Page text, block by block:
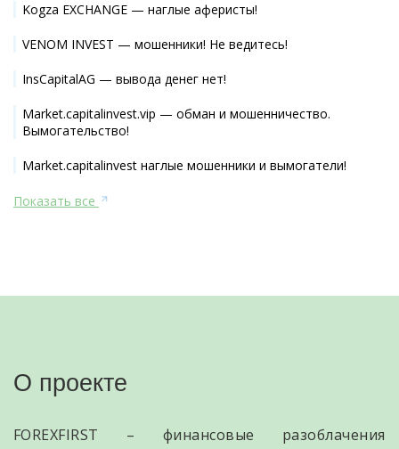
Kogza EXCHANGE — наглые аферисты!
VENOM INVEST — мошенники! Не ведитесь!
InsCapitalAG — вывода денег нет!
Market.capitalinvest.vip — обман и мошенничество.
Вымогательство!
Market.capitalinvest наглые мошенники и вымогатели!
Показать все
О проекте
FOREXFIRST – финансовые разоблачения